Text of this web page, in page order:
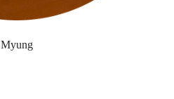
Myung